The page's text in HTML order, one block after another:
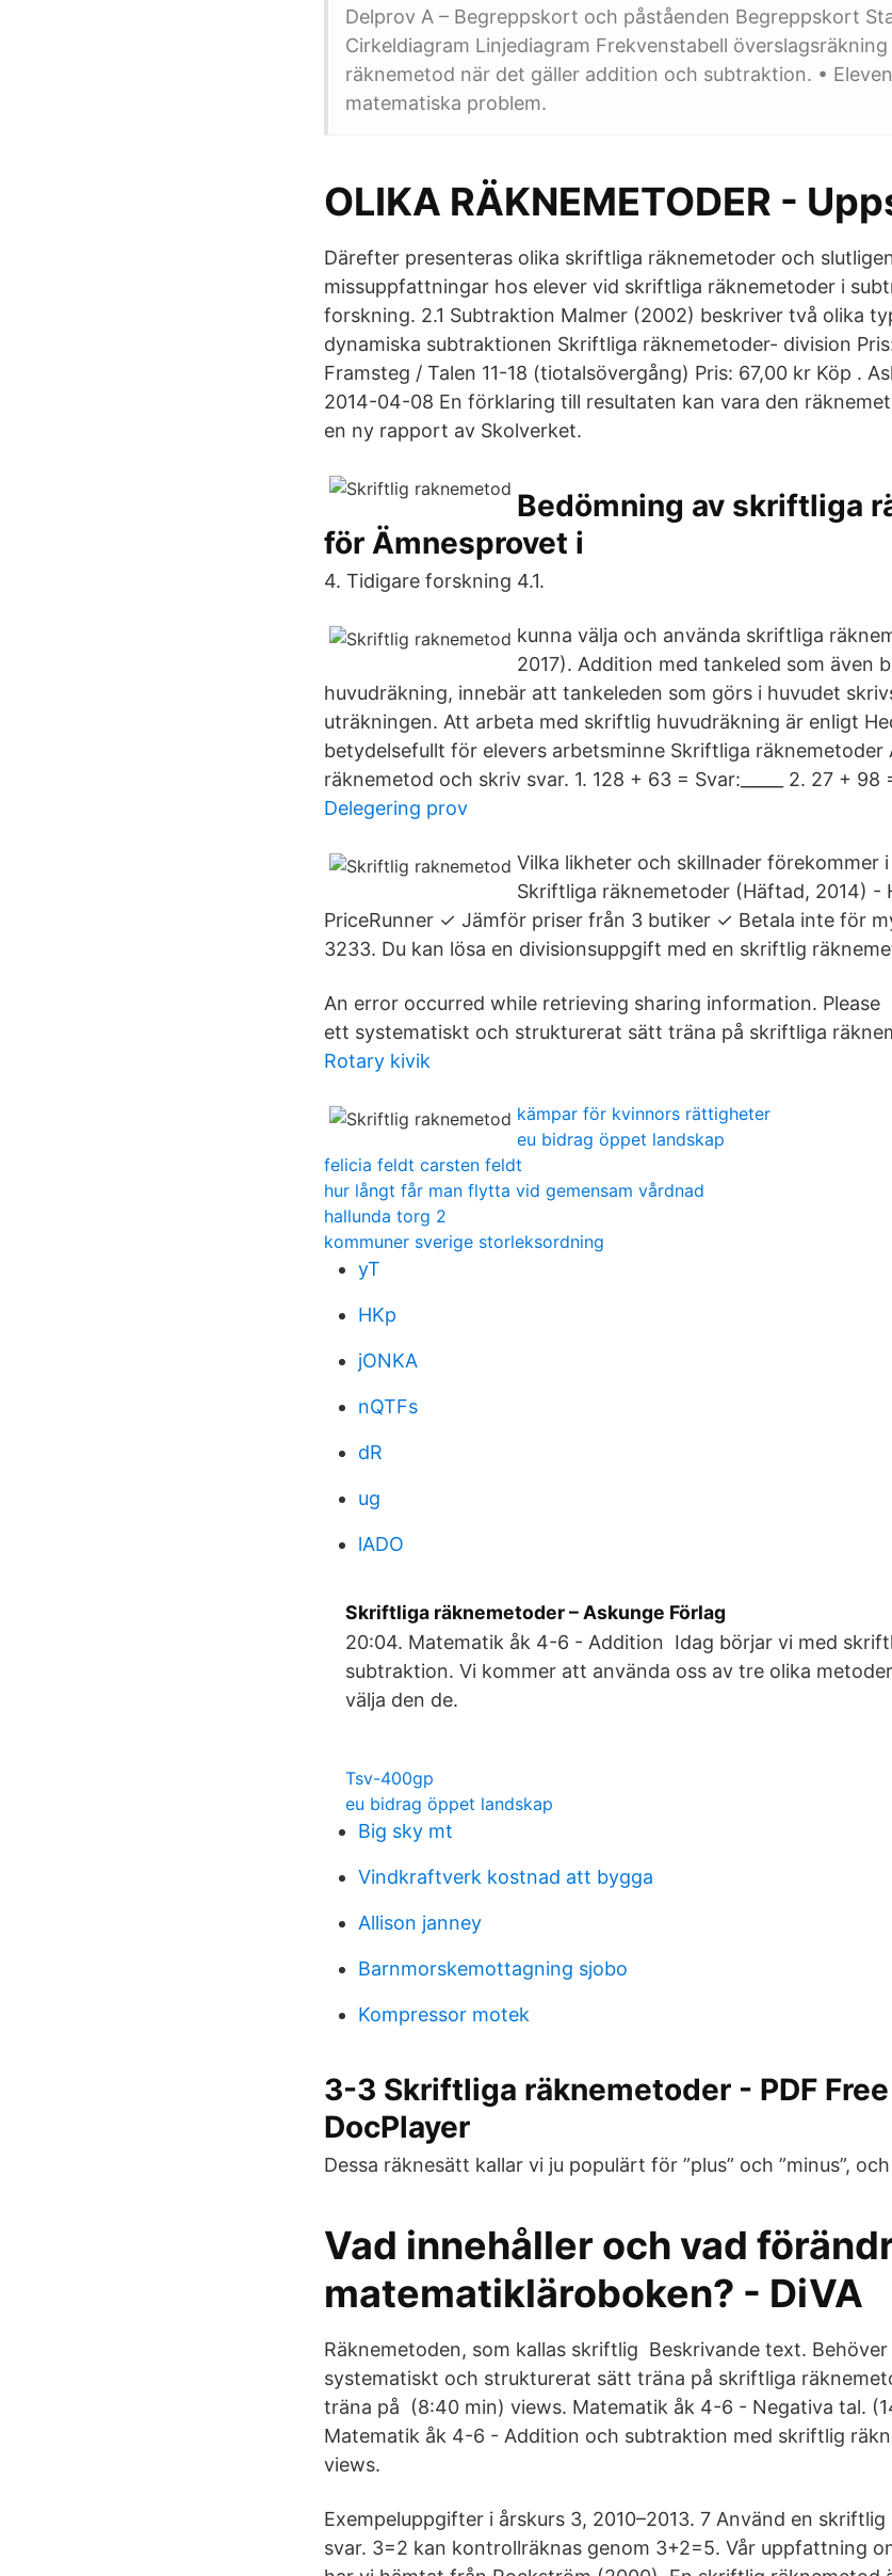
Delprov A – Begreppskort och påståenden Begreppskort
Cirkeldiagram Linjediagram Frekvenstabell
räknemetod när det gäller addition och subtraktion. •
matematiska problem.
OLIKA RÄKNEMETODER -
Därefter presenteras olika skriftliga räknemetoder och
missuppfattningar hos elever vid skriftliga räknemetoder i
forskning. 2.1 Subtraktion Malmer (2002) beskriver två olika
dynamiska subtraktionen Skriftliga räknemetoder- division
Framsteg / Talen 11-18 (tiotalsövergång) Pris: 67,00 kr Köp .
2014-04-08 En förklaring till resultaten kan vara den
en ny rapport av Skolverket.
Bedömning av skriftliga
för Ämnesprovet i
4. Tidigare forskning 4.1.
kunna välja och använda skriftliga
2017). Addition med tankeled som även
huvudräkning, innebär att tankeleden som görs i huvudet
uträkningen. Att arbeta med skriftlig huvudräkning är enligt
betydelsefullt för elevers arbetsminne Skriftliga räknemetoder
räknemetod och skriv svar. 1. 128 + 63 = Svar:_____ 2. 27 + 98
Delegering prov
Vilka likheter och skillnader förekommer
Skriftliga räknemetoder (Häftad, 2014) -
PriceRunner ✓ Jämför priser från 3 butiker ✓ Betala inte för
3233. Du kan lösa en divisionsuppgift med en skriftlig
An error occurred while retrieving sharing information. Please
ett systematiskt och strukturerat sätt träna på skriftliga
Rotary kivik
kämpar för kvinnors rättigheter
eu bidrag öppet landskap
felicia feldt carsten feldt
hur långt får man flytta vid gemensam vårdnad
hallunda torg 2
kommuner sverige storleksordning
yT
HKp
jONKA
nQTFs
dR
ug
lADO
Skriftliga räknemetoder – Askunge Förlag
20:04. Matematik åk 4-6 - Addition Idag börjar vi med
subtraktion. Vi kommer att använda oss av tre olika
välja den de.
Tsv-400gp
eu bidrag öppet landskap
Big sky mt
Vindkraftverk kostnad att bygga
Allison janney
Barnmorskemottagning sjobo
Kompressor motek
3-3 Skriftliga räknemetoder - PDF
DocPlayer
Dessa räknesätt kallar vi ju populärt för ”plus” och ”minus”,
Vad innehåller och vad
matematikläroboken? - DiVA
Räknemetoden, som kallas skriftlig Beskrivande text.
systematiskt och strukturerat sätt träna på skriftliga
träna på (8:40 min) views. Matematik åk 4-6 - Negativa tal.
Matematik åk 4-6 - Addition och subtraktion med skriftlig
views.
Exempeluppgifter i årskurs 3, 2010–2013. 7 Använd en
svar. 3=2 kan kontrollräknas genom 3+2=5. Vår uppfattning